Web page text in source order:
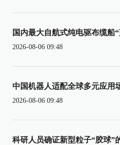
国内最大自航式纯电驱布缆船
2026-08-06 09:48
中国机器人适配全球多元应用
2026-08-06 09:48
科研人员确证新型粒子“胶球”